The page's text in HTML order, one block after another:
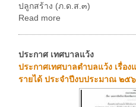
ปลูกสร้าง (ภ.ด.ส.๓)
Read more
ประกาศ เทศบาลแว้ง
ประกาศเทศบาลตำบลแว้ง เรื่อ
รายได้ ประจำปีงบประมาณ ๒๕